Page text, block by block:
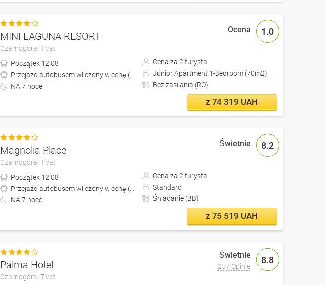
1.0

MINI LAGUNA RESORT
Czarnogóra,Tivat
Początek 12.08
Przejazd autobusem wliczony w cenę (z Lwów)
NA7 noce
Cena za 2 turysta
Junior Apartment 1-Bedroom (70m2)
Bez zasilania (RO)
z 74 319 UAH
8.2

Magnolia Place
Czarnogóra,Tivat
Początek 12.08
Przejazd autobusem wliczony w cenę (z Lwów)
NA7 noce
Cena za 2 turysta
Standard
Śniadanie (BB)
z 75 519 UAH
8.8
257 Opinie

Palma Hotel
Czarnogóra,Tivat